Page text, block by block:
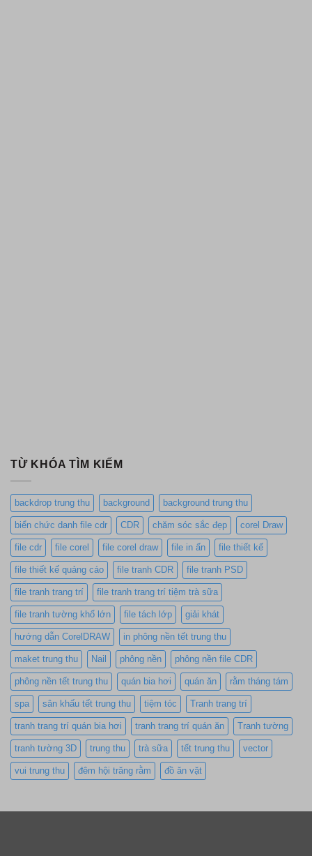
TỪ KHÓA TÌM KIẾM
backdrop trung thu background background trung thu
biển chức danh file cdr CDR chăm sóc sắc đẹp corel Draw
file cdr file corel file corel draw file in ấn file thiết kế
file thiết kế quảng cáo file tranh CDR file tranh PSD
file tranh trang trí file tranh trang trí tiệm trà sữa
file tranh tường khổ lớn file tách lớp giải khát
hướng dẫn CorelDRAW in phông nền tết trung thu
maket trung thu Nail phông nền phông nền file CDR
phông nền tết trung thu quán bia hơi quán ăn rằm tháng tám
spa sân khấu tết trung thu tiệm tóc Tranh trang trí
tranh trang trí quán bia hơi tranh trang trí quán ăn Tranh tường
tranh tường 3D trung thu trà sữa tết trung thu vector
vui trung thu đêm hội trăng rằm đồ ăn vặt